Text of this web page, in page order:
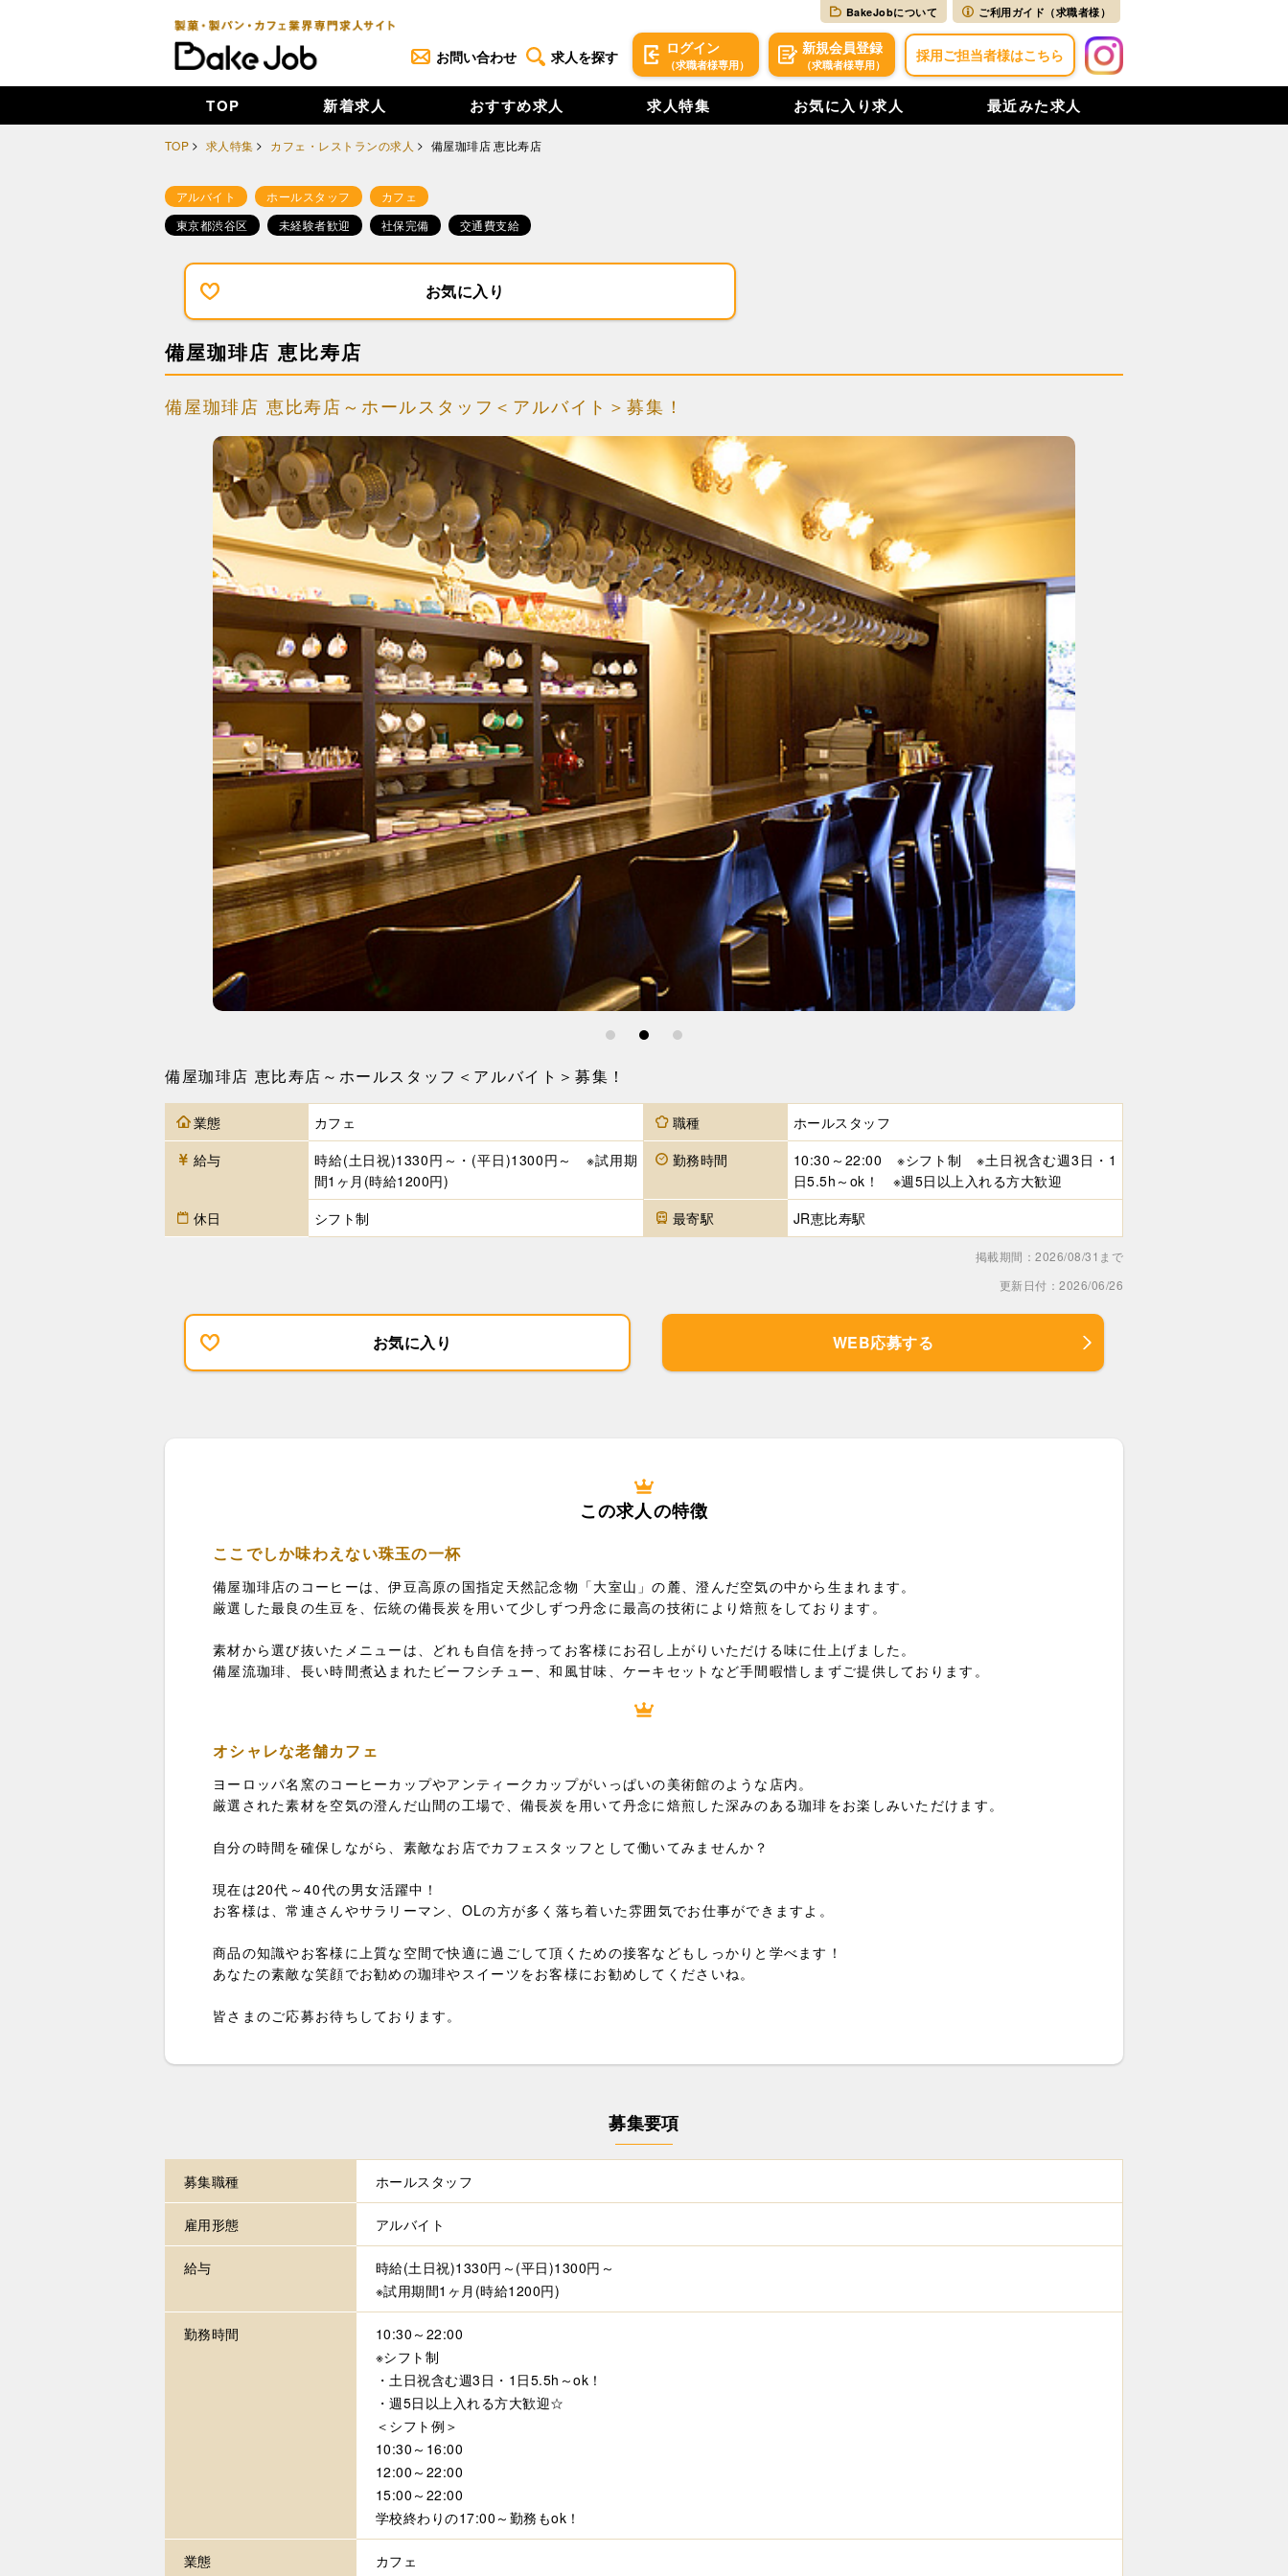
BakeJobについて ご利用ガイド（求職者様）
お問い合わせ 求人を探す ログイン
（求職者様専用）
新規会員登録
（求職者様専用）
採用ご担当者様はこちら
TOP 新着求人 おすすめ求人 求人特集 お気に入り求人 最近みた求人
TOP 求人特集 カフェ・レストランの求人 備屋珈琲店 恵比寿店
アルバイト ホールスタッフ
カフェ
東京都渋谷区
未経験者歓迎 社保完備 交通費支給
お気に入り
備屋珈琲店 恵比寿店
備屋珈琲店 恵比寿店～ホールスタッフ＜アルバイト＞募集！
1 2
3
備屋珈琲店 恵比寿店～ホールスタッフ＜アルバイト＞募集！
業態 カフェ 職種
ホールスタッフ
給与
時給(土日祝)1330円～・(平日)1300円～ ※試用期
間1ヶ月(時給1200円)
勤務時間
10:30～22:00 ※シフト制 ※土日祝含む週3日・1
日5.5h～ok！ ※週5日以上入れる方大歓迎
休日
シフト制 最寄駅 JR恵比寿駅
掲載期間：2026/08/31まで
更新日付：2026/06/26
お気に入り WEB応募する
この求人の特徴
ここでしか味わえない珠玉の一杯
備屋珈琲店のコーヒーは、伊豆高原の国指定天然記念物「大室山」の麓、澄んだ空気の中から生まれます。
厳選した最良の生豆を、伝統の備長炭を用いて少しずつ丹念に最高の技術により焙煎をしております。
素材から選び抜いたメニューは、どれも自信を持ってお客様にお召し上がりいただける味に仕上げました。
備屋流珈琲、長い時間煮込まれたビーフシチュー、和風甘味、ケーキセットなど手間暇惜しまずご提供しております。
オシャレな老舗カフェ
ヨーロッパ名窯のコーヒーカップやアンティークカップがいっぱいの美術館のような店内。
厳選された素材を空気の澄んだ山間の工場で、備長炭を用いて丹念に焙煎した深みのある珈琲をお楽しみいただけます。
自分の時間を確保しながら、素敵なお店でカフェスタッフとして働いてみませんか？
現在は20代～40代の男女活躍中！
お客様は、常連さんやサラリーマン、OLの方が多く落ち着いた雰囲気でお仕事ができますよ。
商品の知識やお客様に上質な空間で快適に過ごして頂くための接客などもしっかりと学べます！
あなたの素敵な笑顔でお勧めの珈琲やスイーツをお客様にお勧めしてくださいね。
皆さまのご応募お待ちしております。
募集要項
募集職種 ホールスタッフ
雇用形態 アルバイト
給与
時給(土日祝)1330円～(平日)1300円～
※試用期間1ヶ月(時給1200円)
勤務時間
10:30～22:00
※シフト制
・土日祝含む週3日・1日5.5h～ok！
・週5日以上入れる方大歓迎☆
＜シフト例＞
10:30～16:00
12:00～22:00
15:00～22:00
学校終わりの17:00～勤務もok！
業態 カフェ